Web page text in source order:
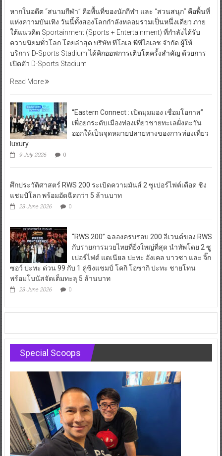
หากในอดีต “สนามกีฬา” คือพื้นที่ของนักกีฬา และ “สวนสนุก” คือพื้นที่
แห่งความบันเทิง วันนี้ทั้งสองโลกกำลังหลอมรวมเป็นหนึ่งเดียว ภาย
ใต้แนวคิด Sportainment (Sports + Entertainment) ที่กำลังได้รับ
ความนิยมทั่วโลก โดยล่าสุด บริษัท ทีโอเอ-พีพีไอเอช จำกัด ผู้ให้
บริการ D-Sports Stadium ได้คิกออฟการเติบโตครั้งสำคัญ ด้วยการ
เปิดตัว D-Sports Stadium
Read More
“Eastern Connect : เปิดมุมมอง เชื่อมโอกาส”
เพื่อยกระดับเมืองท่องเที่ยวชายทะเลฝั่งตะวัน
ออกให้เป็นจุดหมายปลายทางของการท่องเที่ยว
luxury
9 July 2026 0
ศึกประวัติศาสตร์ RWS 200 ระเบิดความมันส์ 2 ซูเปอร์ไฟต์เดือด ชิง
แชมป์โลก พร้อมอัดฉีดกว่า 5 ล้านบาท
23 June 2026 0
“RWS 200” ฉลองครบรอบ 200 อีเวนต์ของ RWS
กับรายการมวยไทยที่ยิ่งใหญ่ที่สุด นำทัพโดย 2 ซู
เปอร์ไฟต์ แดเนียล ปะทะ อังเคล บาวซา และ จิ๊ก
ซอว์ ปะทะ ด่วน 99 กับ 1 คู่ชิงแชมป์ โคกิ โอซากิ ปะทะ ชายโทน
พร้อมโบนัสจัดเต็มทะลุ 5 ล้านบาท
23 June 2026 0
Special Scoops